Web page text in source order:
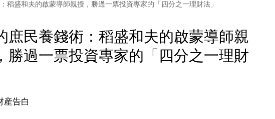
稻盛和夫的啟蒙導師親授，勝過一票投資專家的「四分之一理財法」
庶民養錢術：稻盛和夫的啟蒙導師親
勝過一票投資專家的「四分之一理財
産告白